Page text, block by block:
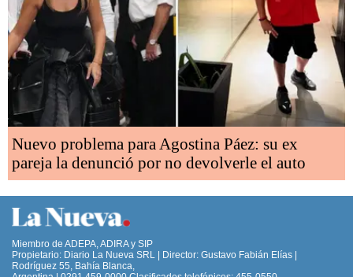
Nuevo problema para Agostina Páez: su ex
pareja la denunció por no devolverle el auto
Miembro de ADEPA, ADIRA y SIP
Propietario: Diario La Nueva SRL | Director: Gustavo Fabián Elías |
Rodríguez 55, Bahía Blanca,